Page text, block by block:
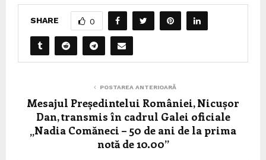
SHARE 0
POSTAREA ANTERIOARĂ
Mesajul Președintelui României, Nicușor
Dan, transmis în cadrul Galei oficiale
„Nadia Comăneci – 50 de ani de la prima
notă de 10.00”